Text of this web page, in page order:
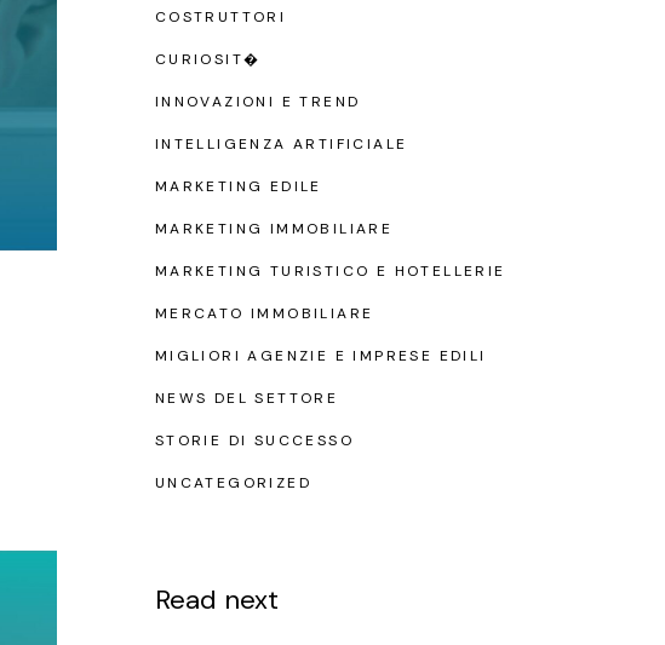
COSTRUTTORI
CURIOSIT�
INNOVAZIONI E TREND
INTELLIGENZA ARTIFICIALE
MARKETING EDILE
MARKETING IMMOBILIARE
MARKETING TURISTICO E HOTELLERIE
MERCATO IMMOBILIARE
MIGLIORI AGENZIE E IMPRESE EDILI
NEWS DEL SETTORE
STORIE DI SUCCESSO
UNCATEGORIZED
Read next